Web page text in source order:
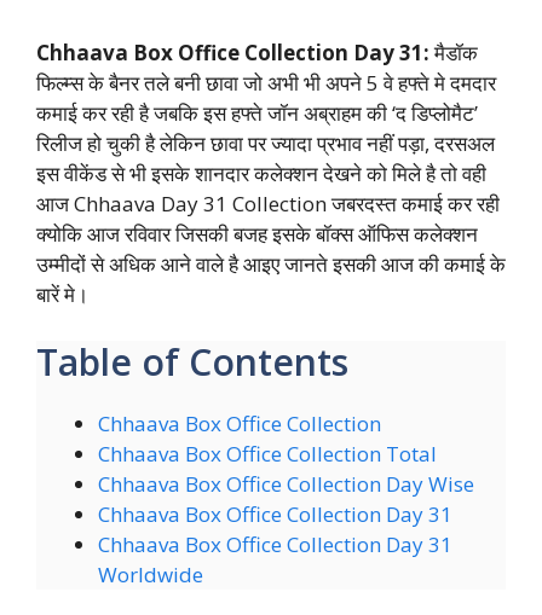
Chhaava Box Office Collection Day 31:मैडॉक
फिल्म्स के बैनर तले बनी छावा जो अभी भी अपने 5 वे हफ्ते मे दमदार
कमाई कर रही है जबकि इस हफ्ते जॉन अब्राहम की ‘द डिप्लोमैट’
रिलीज हो चुकी है लेकिन छावा पर ज्यादा प्रभाव नहीं पड़ा, दरसअल
इस वीकेंड से भी इसके शानदार कलेक्शन देखने को मिले है तो वही
आज Chhaava Day 31 Collection जबरदस्त कमाई कर रही
क्योकि आज रविवार जिसकी बजह इसके बॉक्स ऑफिस कलेक्शन
उम्मीदों से अधिक आने वाले है आइए जानते इसकी आज की कमाई के
बारें मे।
Table of Contents
Chhaava Box Office Collection
Chhaava Box Office Collection Total
Chhaava Box Office Collection Day Wise
Chhaava Box Office Collection Day 31
Chhaava Box Office Collection Day 31
Worldwide